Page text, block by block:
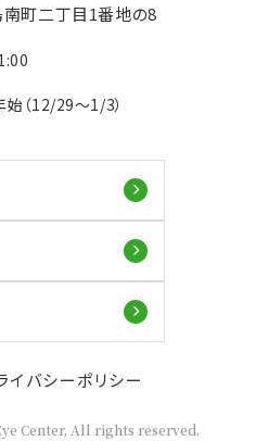
町二丁目1番地の8
（12/29～1/3）
イバシーポリシー
Center, All rights reserved.